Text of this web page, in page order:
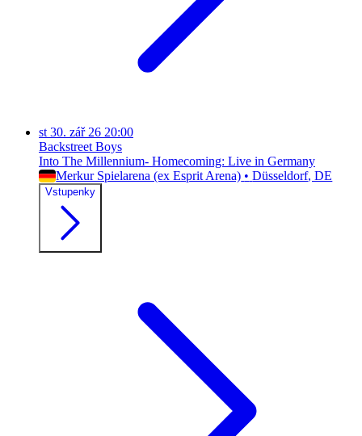
st 30. zář 26 20:00
Backstreet Boys
Into The Millennium- Homecoming: Live in Germany
Merkur Spielarena (ex Esprit Arena) • Düsseldorf, DE
Vstupenky